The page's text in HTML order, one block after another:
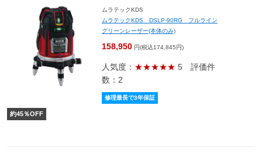
ムラテックKDS
ムラテックKDS DSLP-90RG フルライン
グリーンレーザー(本体のみ)
158,950 円(税込174,845円)
人気度： ★★★★★ 5 評価件
数：2
修理最長で3年保証
約45％OFF